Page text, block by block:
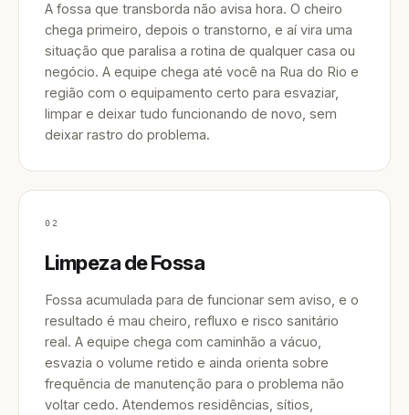
A fossa que transborda não avisa hora. O cheiro
chega primeiro, depois o transtorno, e aí vira uma
situação que paralisa a rotina de qualquer casa ou
negócio. A equipe chega até você na Rua do Rio e
região com o equipamento certo para esvaziar,
limpar e deixar tudo funcionando de novo, sem
deixar rastro do problema.
02
Limpeza de Fossa
Fossa acumulada para de funcionar sem aviso, e o
resultado é mau cheiro, refluxo e risco sanitário
real. A equipe chega com caminhão a vácuo,
esvazia o volume retido e ainda orienta sobre
frequência de manutenção para o problema não
voltar cedo. Atendemos residências, sítios,